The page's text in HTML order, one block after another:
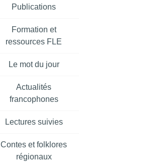
Publications
Formation et
ressources FLE
Le mot du jour
Actualités
francophones
Lectures suivies
Contes et folklores
régionaux